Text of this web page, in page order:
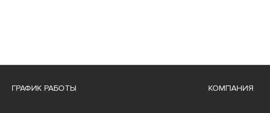
ГРАФИК РАБОТЫ КОМПАНИЯ